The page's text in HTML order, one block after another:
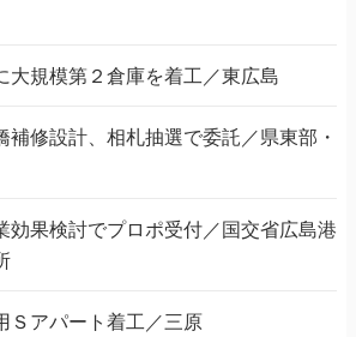
大規模第２倉庫を着工／東広島
補修設計、相札抽選で委託／県東部・
効果検討でプロポ受付／国交省広島港
Ｓアパート着工／三原